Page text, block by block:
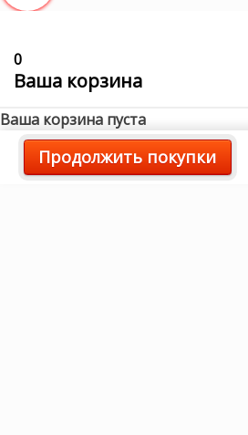
0
Ваша корзина
Ваша корзина пуста
Продолжить покупки